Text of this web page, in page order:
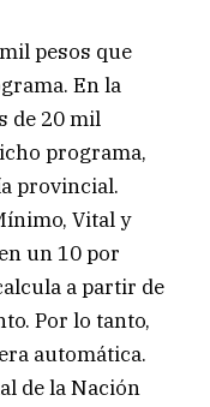
pesos que
En la
de 20 mil
programa,
provincial.
Vital y
un 10 por
a partir de
Por lo tanto,
automática.
de la Nación